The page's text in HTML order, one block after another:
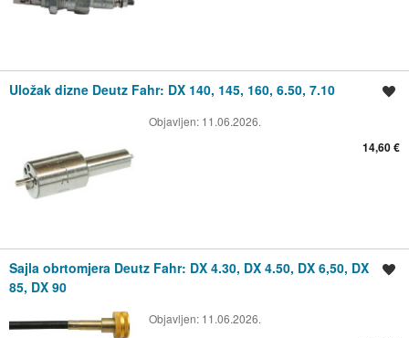
Uložak dizne Deutz Fahr: DX 140, 145, 160, 6.50, 7.10
Objavljen: 11.06.2026.
14,60 €
Sajla obrtomjera Deutz Fahr: DX 4.30, DX 4.50, DX 6,50, DX
85, DX 90
Objavljen: 11.06.2026.